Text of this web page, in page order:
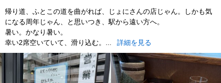
帰り道、ふとこの道を曲がれば、じょにさんの店じゃん。しかも気
になる周年じゃん、と思いつき、駅から遠い方へ。
暑い。かなり暑い。
幸い2席空いていて、滑り込む。...
詳細を見る